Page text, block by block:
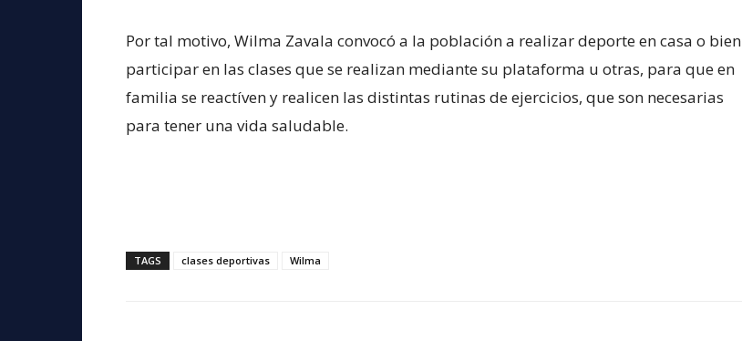
Por tal motivo, Wilma Zavala convocó a la población a realizar deporte en casa o bien
participar en las clases que se realizan mediante su plataforma u otras, para que en
familia se reactíven y realicen las distintas rutinas de ejercicios, que son necesarias
para tener una vida saludable.
TAGS clases deportivas Wilma